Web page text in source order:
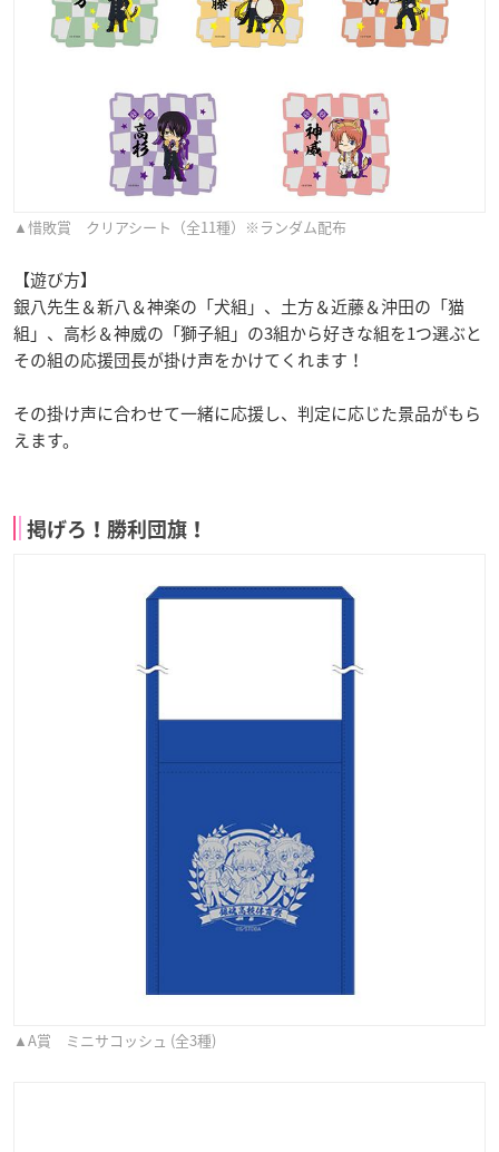
▲惜敗賞 クリアシート（全11種）※ランダム配布
【遊び方】
銀八先生＆新八＆神楽の「犬組」、土方＆近藤＆沖田の「猫
組」、高杉＆神威の「獅子組」の3組から好きな組を1つ選ぶと
その組の応援団長が掛け声をかけてくれます！
その掛け声に合わせて一緒に応援し、判定に応じた景品がもら
えます。
掲げろ！勝利団旗！
▲A賞 ミニサコッシュ (全3種)